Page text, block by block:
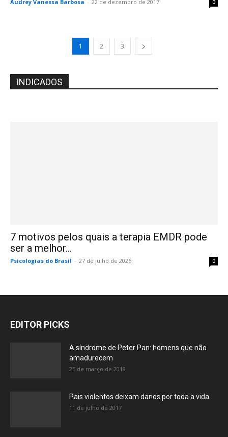
Audrey Vanessa Barbosa - 22 de dezembro de 2017 0
1 2 3
INDICADOS
7 motivos pelos quais a terapia EMDR pode
ser a melhor...
Psicologias do Brasil - 27 de julho de 2026 0
EDITOR PICKS
A síndrome de Peter Pan: homens que não
amadurecem
25 de março de 2018
Pais violentos deixam danos por toda a vida
11 de julho de 2017